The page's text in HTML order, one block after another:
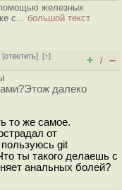
железных
с... большой текст
[ответить][↑]
+ / –
далеко
то же самое.
от
git
ты такого делаешь с
анальных болей?